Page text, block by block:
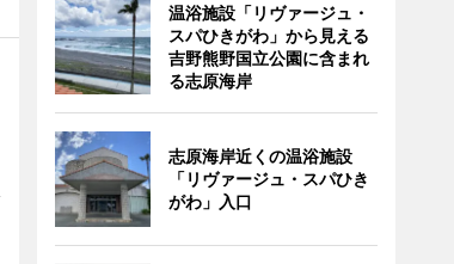
温浴施設「リヴァージュ・
スパひきがわ」から見える
吉野熊野国立公園に含まれ
る志原海岸
志原海岸近くの温浴施設
「リヴァージュ・スパひき
がわ」入口